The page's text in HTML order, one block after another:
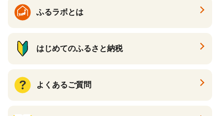
ふるラボとは
はじめてのふるさと納税
よくあるご質問